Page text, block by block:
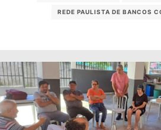
REDE PAULISTA DE BANCOS